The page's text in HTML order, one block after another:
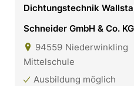
Dichtungstechnik
Schneider GmbH & Co. KG
94559 Niederwinkling
Mittelschule
Ausbildung möglich